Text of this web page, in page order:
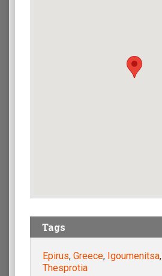
Tags
Epirus, Greece, Igoumenitsa,
Thesprotia